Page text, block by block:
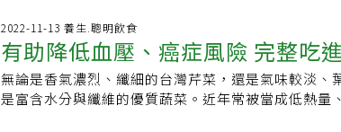
個方式保存，最長可保存1個月。冷凍後的芹菜不用退
可。1.水養常溫：放入裝水約2公分高的容器，每日換
噴水後的餐巾紙包裹根部，放入塑膠袋中綁緊冷藏3.
後，切成丁狀放入保鮮袋中冷凍【資料來源】．《鮮
菜、芥藍菜一樣，都是富含抗氧化及防癌的引朵類。
般十字花科蔬菜高出許多，而且油菜屬高鈣蔬菜，每
鈣，再加上油菜草酸含量低，比起一般植物鈣的吸收
瘀止血的作用，且藥理研究也證實他能縮短凝血時間
所以，可以治療人體內外各種出血症。以著名的金瘡
匙、細砂糖1/2茶匙、鹽1/4茶匙、蒜末 1茶匙、麻辣
熟，撈起，放在冷水中搓揉，去除澱粉，再放到冷開
2. 放入容器，加一點醬油調色。3. 豆干、木耳、芹菜
汆燙，水中加1茶匙鹽。水滾後煮1分鐘，撈起備用。
食用上更美味、便利。薑嫩薑特性：表皮較嬌嫩，辣
至8月。保存：建議用保鮮膜(盒)包覆後冷藏粉薑產季
理爆香保存：若使用頻率高，可同嫩薑方式保存。若
片或切絲冷凍，料理前直接取需要用量下鍋即可。老
產季：全年皆可購買。用法：常用於食補料理保存：
2022-11-13 養生.聰明飲食
有助降低血壓、癌症風險 完整吃
摘掉葉子
無論是香氣濃烈、纖細的台灣芹菜，還是氣味較淡、
是富含水分與纖維的優質蔬菜。近年常被當成低熱